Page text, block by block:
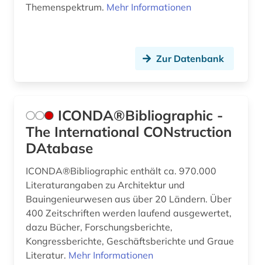
Themenspektrum. Mehr Informationen
Zur Datenbank
ICONDA®Bibliographic -
The International CONstruction
DAtabase
ICONDA®Bibliographic enthält ca. 970.000
Literaturangaben zu Architektur und
Bauingenieurwesen aus über 20 Ländern. Über
400 Zeitschriften werden laufend ausgewertet,
dazu Bücher, Forschungsberichte,
Kongressberichte, Geschäftsberichte und Graue
Literatur. Mehr Informationen